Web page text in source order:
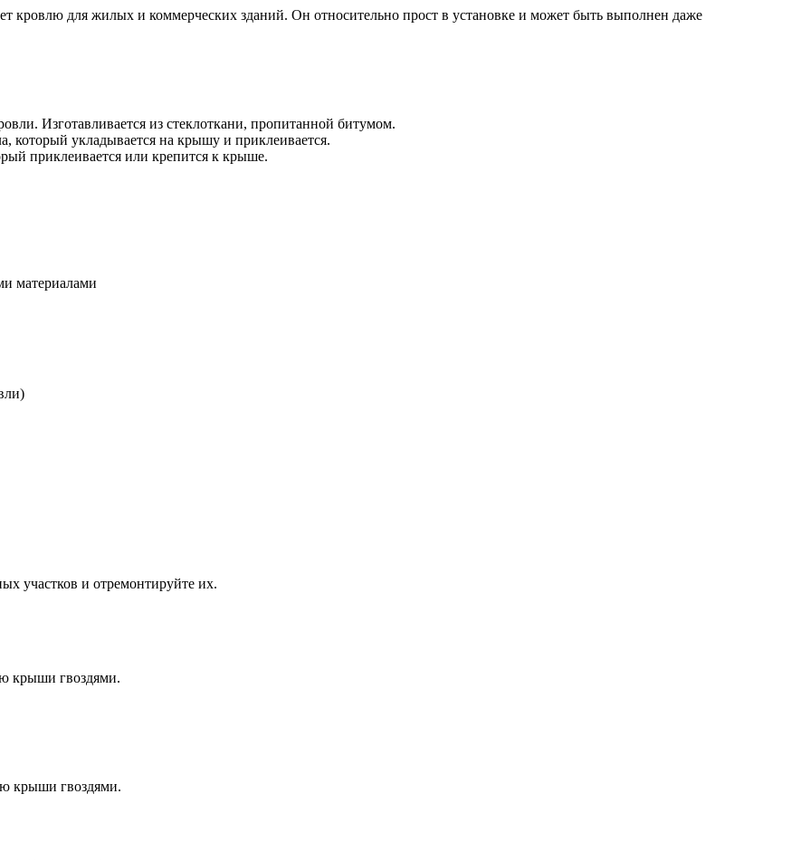
кровлю для жилых и коммерческих зданий. Он относительно прост в установке и может быть выполнен даже
Изготавливается из стеклоткани, пропитанной битумом.
который укладывается на крышу и приклеивается.
приклеивается или крепится к крыше.
материалами
участков и отремонтируйте их.
крыши гвоздями.
крыши гвоздями.